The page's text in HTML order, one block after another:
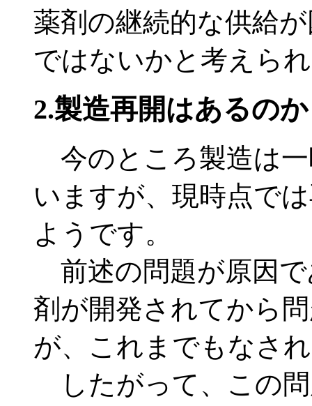
薬剤の継続的な供給
ではないかと考えら
2.製造再開はあるのか
今のところ製造は
いますが、現時点で
ようです。
前述の問題が原因
剤が開発されてから
が、これまでもなさ
したがって、この